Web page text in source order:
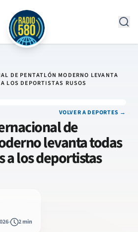
DE PENTATLÓN MODERNO LEVANTA
LOS DEPORTISTAS RUSOS
VOLVER A DEPORTES →
de
levanta todas
a los deportistas
2 min